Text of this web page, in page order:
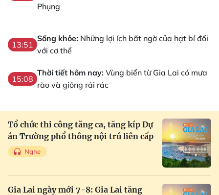
Phụng
13:51
Sống khỏe: Những lợi ích bất ngờ của hạt bí đối
với cơ thể
15:08
Thời tiết hôm nay: Vùng biển từ Gia Lai có mưa
rào và giông rải rác
Tổ chức thi công tăng ca, tăng kíp Dự
án Trường phổ thông nội trú liên cấp
Nghe
Gia Lai ngày mới 7-8: Gia Lai tăng